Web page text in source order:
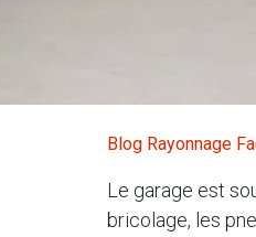
Blog Rayonnage
Le garage est
bricolage, les